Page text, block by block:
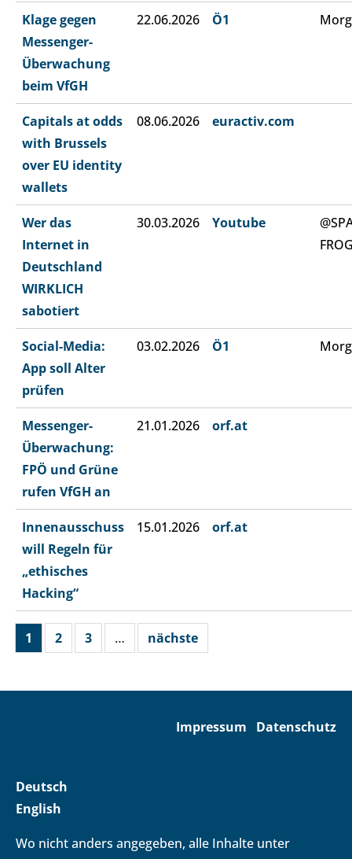
Klage gegen
Messenger-
Überwachung
beim VfGH
22.06.2026 Ö1
Capitals at odds
with Brussels
over EU identity
wallets
08.06.2026 euractiv.com
Wer das
Internet in
Deutschland
WIRKLICH
sabotiert
30.03.2026 Youtube
Social-Media:
App soll Alter
prüfen
03.02.2026 Ö1
Messenger-
Überwachung:
FPÖ und Grüne
rufen VfGH an
21.01.2026 orf.at
Innenausschuss
will Regeln für
„ethisches
Hacking“
15.01.2026 orf.at
1 2 3 … nächste
Impressum Datenschutz
Deutsch
English
Wo nicht anders angegeben, alle Inhalte unter